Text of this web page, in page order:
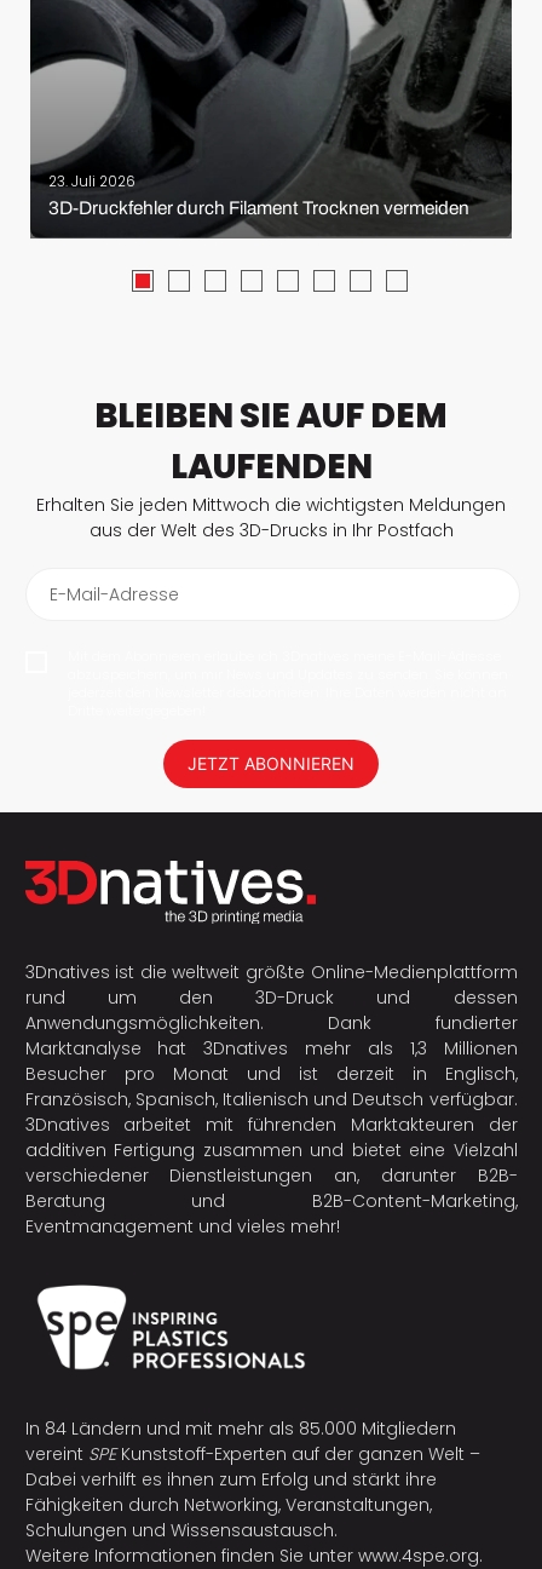
23. Juli 2026
3D-Druckfehler durch Filament Trocknen vermeiden
BLEIBEN SIE AUF DEM
LAUFENDEN
Erhalten Sie jeden Mittwoch die wichtigsten Meldungen
aus der Welt des 3D-Drucks in Ihr Postfach
E-Mail-Adresse
JETZT ABONNIEREN
3Dnatives ist die weltweit größte Online-Medienplattform
rund um den 3D-Druck und dessen
Anwendungsmöglichkeiten. Dank fundierter
Marktanalyse hat 3Dnatives mehr als 1,3 Millionen
Besucher pro Monat und ist derzeit in Englisch,
Französisch, Spanisch, Italienisch und Deutsch verfügbar.
3Dnatives arbeitet mit führenden Marktakteuren der
additiven Fertigung zusammen und bietet eine Vielzahl
verschiedener Dienstleistungen an, darunter B2B-
Beratung und B2B-Content-Marketing,
Eventmanagement und vieles mehr!
In 84 Ländern und mit mehr als 85.000 Mitgliedern
vereint SPEKunststoff-Experten auf der ganzen Welt –
Dabei verhilft es ihnen zum Erfolg und stärkt ihre
Fähigkeiten durch Networking, Veranstaltungen,
Schulungen und Wissensaustausch.
Weitere Informationen finden Sie unter www.4spe.org.